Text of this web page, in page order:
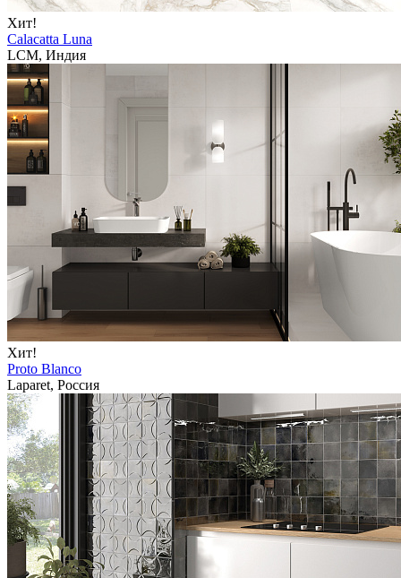
Хит!
Calacatta Luna
LCM, Индия
Хит!
Proto Blanco
Laparet, Россия